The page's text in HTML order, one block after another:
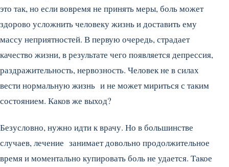
это так, но если вовремя не принять меры, боль может
здорово усложнить человеку жизнь и доставить ему
массу неприятностей. В первую очередь, страдает
качество жизни, в результате чего появляется депрессия,
раздражительность, нервозность. Человек не в силах
вести нормальную жизнь и не может мириться с таким
состоянием. Каков же выход?
Безусловно, нужно идти к врачу. Но в большинстве
случаев, лечение занимает довольно продолжительное
время и моментально купировать боль не удается. Такое